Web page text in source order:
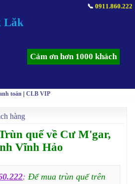
📞 0911.860.222
Lăk
Cảm ơn hơn 1000 khách
toán |CLB VIP
hàng
quế về Cư M'gar,
Vĩnh Hảo
:Để mua trùn quế trên